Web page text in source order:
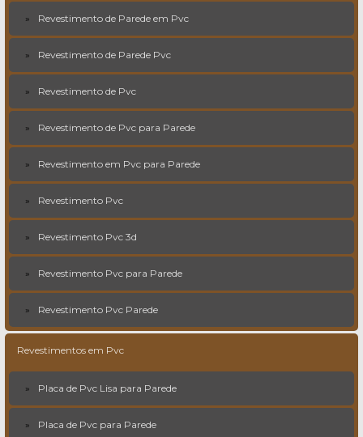
Revestimento de Parede em Pvc
Revestimento de Parede Pvc
Revestimento de Pvc
Revestimento de Pvc para Parede
Revestimento em Pvc para Parede
Revestimento Pvc
Revestimento Pvc 3d
Revestimento Pvc para Parede
Revestimento Pvc Parede
Revestimentos em Pvc
Placa de Pvc Lisa para Parede
Placa de Pvc para Parede